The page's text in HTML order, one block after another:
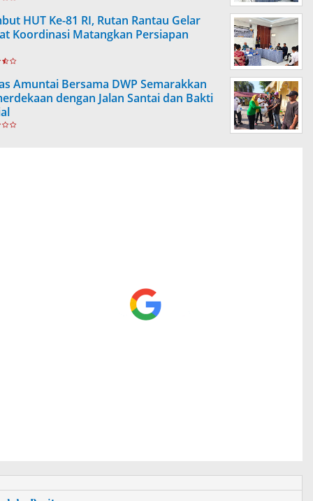
HUT Ke-81 RI, Rutan Rantau Gelar
Koordinasi Matangkan Persiapan
Amuntai Bersama DWP Semarakkan
dengan Jalan Santai dan Bakti